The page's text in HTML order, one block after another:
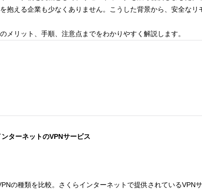
える企業も少なくありません。こうした背景から、安全なリ
リット、手順、注意点までをわかりやすく解説します。
ターネットのVPNサービス
の種類を比較。さくらインターネットで提供されているVPN